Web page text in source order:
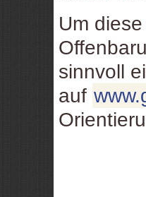
Um
sinnvoll
auf